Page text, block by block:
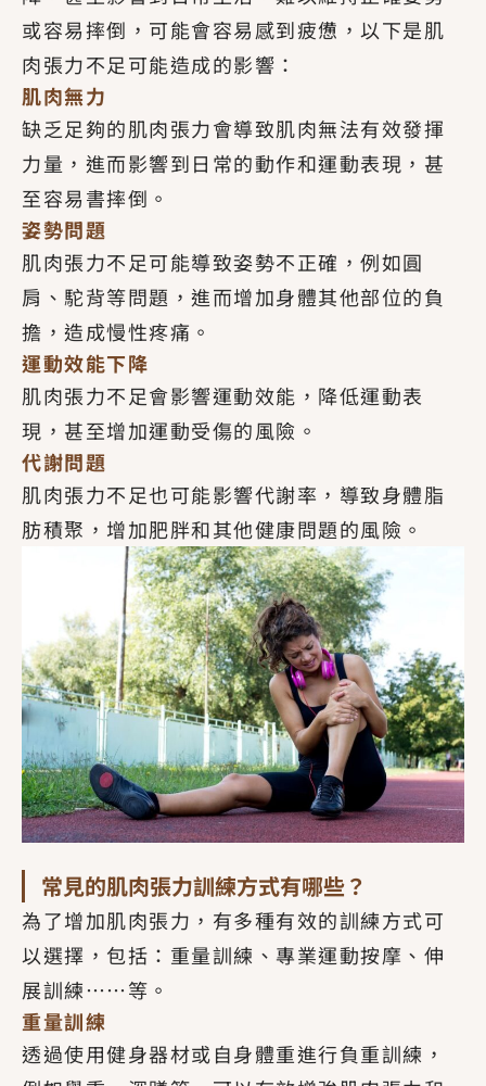
或容易摔倒，可能會容易感到疲憊，以下是肌
肉張力不足可能造成的影響：
肌肉無力
缺乏足夠的肌肉張力會導致肌肉無法有效發揮
力量，進而影響到日常的動作和運動表現，甚
至容易書摔倒。
姿勢問題
肌肉張力不足可能導致姿勢不正確，例如圓
肩、駝背等問題，進而增加身體其他部位的負
擔，造成慢性疼痛。
運動效能下降
肌肉張力不足會影響運動效能，降低運動表
現，甚至增加運動受傷的風險。
代謝問題
肌肉張力不足也可能影響代謝率，導致身體脂
肪積聚，增加肥胖和其他健康問題的風險。
常見的肌肉張力訓練方式有哪些？
為了增加肌肉張力，有多種有效的訓練方式可
以選擇，包括：重量訓練、專業運動按摩、伸
展訓練……等。
重量訓練
透過使用健身器材或自身體重進行負重訓練，